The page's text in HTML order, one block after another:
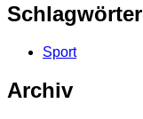
Sport
Archiv